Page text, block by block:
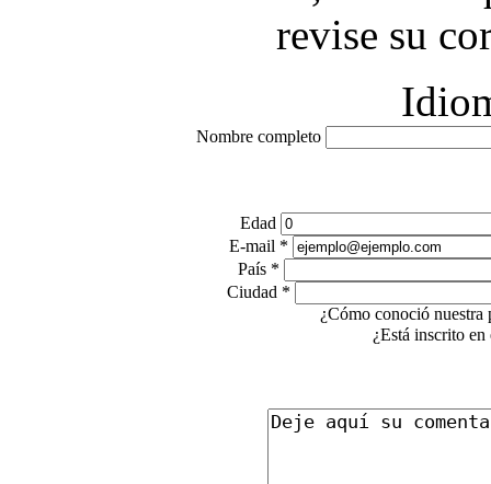
revise su
Nombre completo
Edad
E-mail *
País *
Ciudad *
¿Cómo conoció nuestra
¿Está inscrito